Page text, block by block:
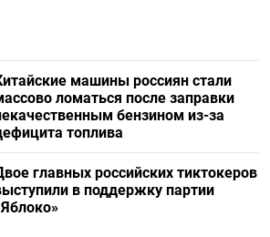
машины россиян стали
ломаться после заправки
бензином из-за
топлива
главных российских тиктокеров
в поддержку партии